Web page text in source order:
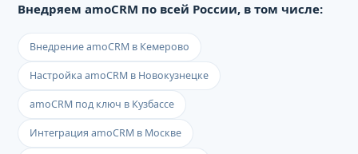
Внедряем amoCRM по всей России, в том числе:
Внедрение amoCRM в Кемерово
Настройка amoCRM в Новокузнецке
amoCRM под ключ в Кузбассе
Интеграция amoCRM в Москве